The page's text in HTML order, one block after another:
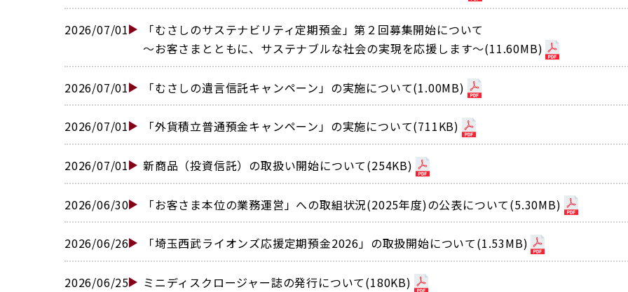
2026/07/01
「むさしのサステナビリティ定期預金」第２回募集開始について
〜お客さまとともに、サステナブルな社会の実現を応援します〜(11.60MB)
2026/07/01 「むさしの遺言信託キャンペーン」の実施について(1.00MB)
2026/07/01 「外貨積立普通預金キャンペーン」の実施について(711KB)
2026/07/01 新商品（投資信託）の取扱い開始について(254KB)
2026/06/30 「お客さま本位の業務運営」への取組状況(2025年度)の公表について(5.30MB)
2026/06/26 「埼玉西武ライオンズ応援定期預金2026」の取扱開始について(1.53MB)
2026/06/25 ミニディスクロージャー誌の発行について(180KB)